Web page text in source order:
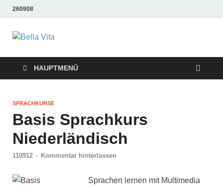
260908
Bella Vita
Wellness Fitness
Tipps
HAUPTMENÜ
SPRACHKURSE
Basis Sprachkurs
Niederländisch
110912 - Kommentar hinterlassen
Sprachen lernen mit Multimedia